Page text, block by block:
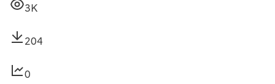
3K
204
0